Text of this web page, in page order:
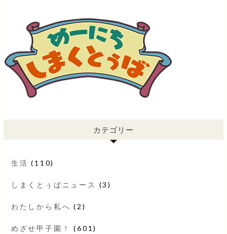
カテゴリー
生活 (110)
しまくとぅばニュース (3)
わたしから私へ (2)
めざせ甲子園！ (601)